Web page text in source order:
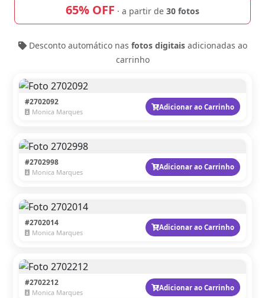
65% OFF · a partir de 30 fotos
Desconto automático nas fotos digitaisadicionadas ao
carrinho
#2702092
Monica Marques
Adicionar ao Carrinho
#2702998
Monica Marques
Adicionar ao Carrinho
#2702014
Monica Marques
Adicionar ao Carrinho
#2702212
Monica Marques
Adicionar ao Carrinho